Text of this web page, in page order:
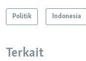
Politik Indonesia
Terkait